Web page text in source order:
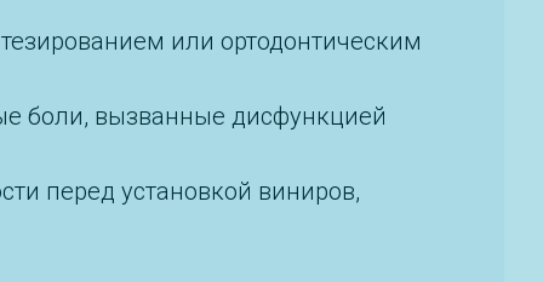
или ортодонтическим
боли, вызванные дисфункцией
перед установкой виниров,